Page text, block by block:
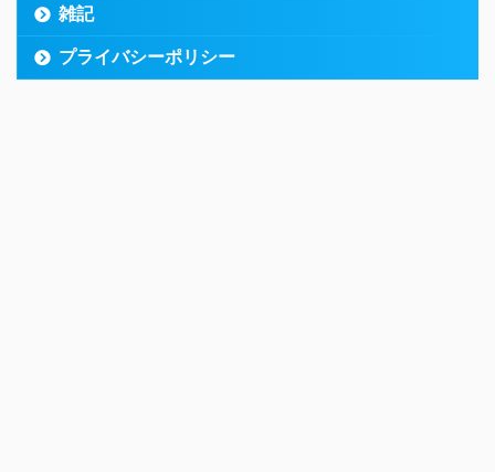
雑記
プライバシーポリシー